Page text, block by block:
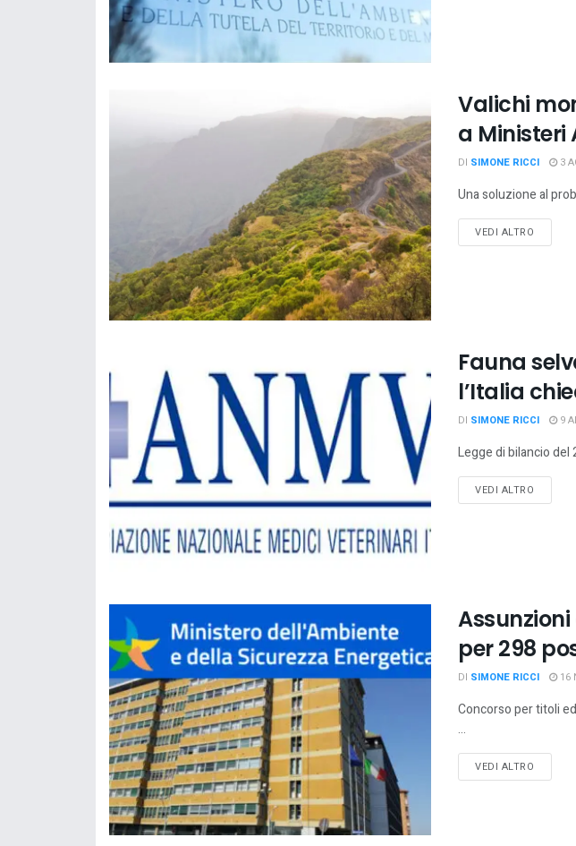
Valichi
a Ministeri
DI SIMONE RICCI 3
Una soluzione al
VEDI ALTRO
Fauna
l’Italia
DI SIMONE RICCI 9
Legge di bilancio del
VEDI ALTRO
per 298
DI SIMONE RICCI 16
Concorso per titoli
...
VEDI ALTRO